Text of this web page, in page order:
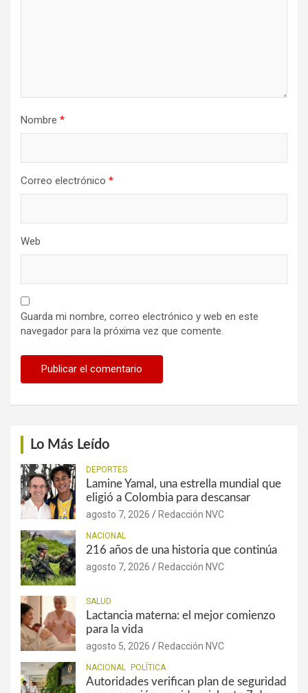
Nombre *
Correo electrónico *
Web
Guarda mi nombre, correo electrónico y web en este
navegador para la próxima vez que comente.
Lo Más Leído
DEPORTES
Lamine Yamal, una estrella mundial que
eligió a Colombia para descansar
agosto 7, 2026 Redacción NVC
NACIONAL
216 años de una historia que continúa
agosto 7, 2026 Redacción NVC
SALUD
Lactancia materna: el mejor comienzo
para la vida
agosto 5, 2026 Redacción NVC
NACIONAL POLÍTICA
Autoridades verifican plan de seguridad